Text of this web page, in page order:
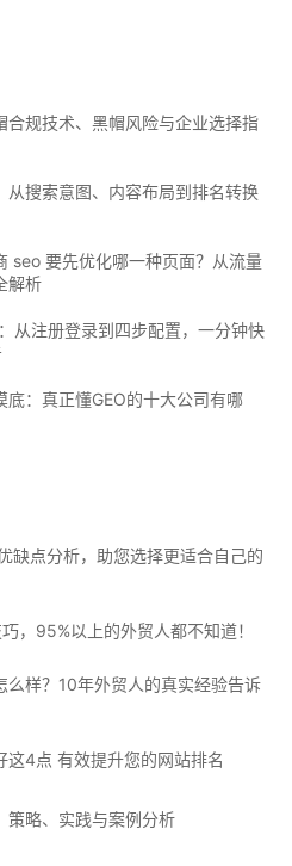
合规技术、黑帽风险与企业选择指
从搜索意图、内容布局到排名转换
seo 要先优化哪一种页面？从流量
解析
从注册登录到四步配置，一分钟快
底：真正懂GEO的十大公司有哪
缺点分析，助您选择更适合自己的
，95%以上的外贸人都不知道！
么样？10年外贸人的真实经验告诉
这4点 有效提升您的网站排名
策略、实践与案例分析